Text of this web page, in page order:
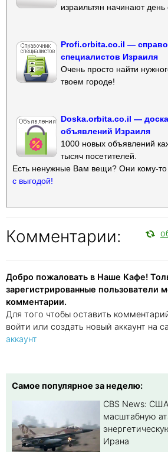
израильтян начинают
Profi.orbita.co.il —
специалистов Израиля
Очень просто найти
твоем городе!
Doska.orbita.co.il —
объявлений Израиля
1000 новых объявлений
тысяч посетителей.
Есть ненужные Вам вещи? Они кому-то
с выгодой!
Комментарии:
Добро пожаловать в Наше Кафе!
зарегистрированные пользователи
комментарии.
Для того чтобы оставить
войти или создать новый аккаунт на
аккаунт
Самое популярное за неделю:
CBS News:
масштабную
Ирана